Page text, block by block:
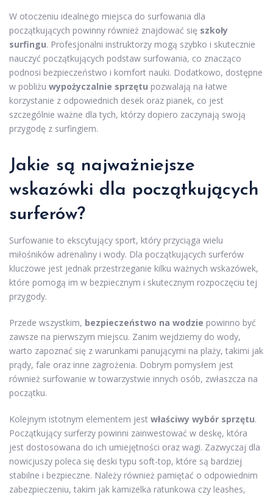
W otoczeniu idealnego miejsca do surfowania dla
początkujących powinny również znajdować się szkoły
surfingu. Profesjonalni instruktorzy mogą szybko i skutecznie
nauczyć początkujących podstaw surfowania, co znacząco
podnosi bezpieczeństwo i komfort nauki. Dodatkowo, dostępne
w pobliżu wypożyczalnie sprzętu pozwalają na łatwe
korzystanie z odpowiednich desek oraz pianek, co jest
szczególnie ważne dla tych, którzy dopiero zaczynają swoją
przygodę z surfingiem.
Jakie są najważniejsze
wskazówki dla początkujących
surferów?
Surfowanie to ekscytujący sport, który przyciąga wielu
miłośników adrenaliny i wody. Dla początkujących surferów
kluczowe jest jednak przestrzeganie kilku ważnych wskazówek,
które pomogą im w bezpiecznym i skutecznym rozpoczęciu tej
przygody.
Przede wszystkim, bezpieczeństwo na wodzie powinno być
zawsze na pierwszym miejscu. Zanim wejdziemy do wody,
warto zapoznać się z warunkami panującymi na plaży, takimi jak
prądy, fale oraz inne zagrożenia. Dobrym pomysłem jest
również surfowanie w towarzystwie innych osób, zwłaszcza na
początku.
Kolejnym istotnym elementem jest właściwy wybór sprzętu.
Początkujący surferzy powinni zainwestować w deskę, która
jest dostosowana do ich umiejętności oraz wagi. Zazwyczaj dla
nowicjuszy poleca się deski typu soft-top, które są bardziej
stabilne i bezpieczne. Należy również pamiętać o odpowiednim
zabezpieczeniu, takim jak kamizelka ratunkowa czy leashes,